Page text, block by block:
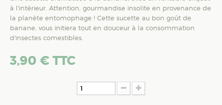
à l'intérieur. Attention, gourmandise insolite en provenance de
la planète entomophage ! Cette sucette au bon goût de
banane, vous initiera tout en douceur à la consommation
d'insectes comestibles.
3,90 € TTC